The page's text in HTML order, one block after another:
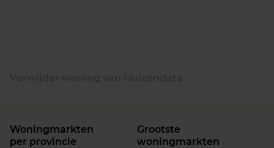
Woningmarkten
per provincie
Grootste
woningmarkten